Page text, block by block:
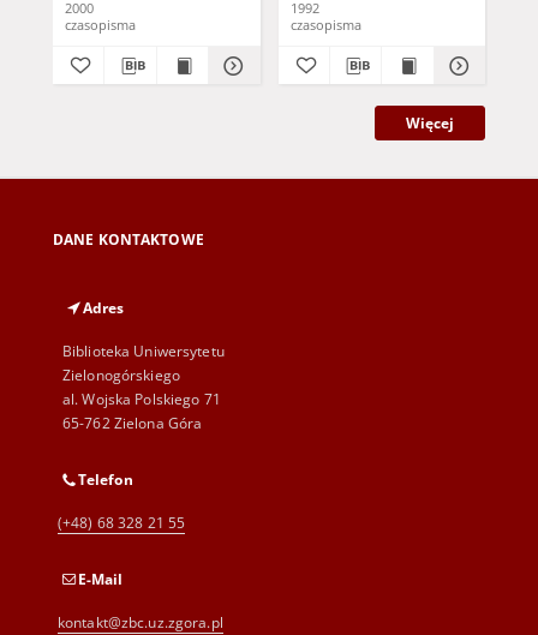
2000
czasopisma
1992
czasopisma
Więcej
DANE KONTAKTOWE
Adres
Biblioteka Uniwersytetu
Zielonogórskiego
al. Wojska Polskiego 71
65-762 Zielona Góra
Telefon
(+48) 68 328 21 55
E-Mail
kontakt@zbc.uz.zgora.pl